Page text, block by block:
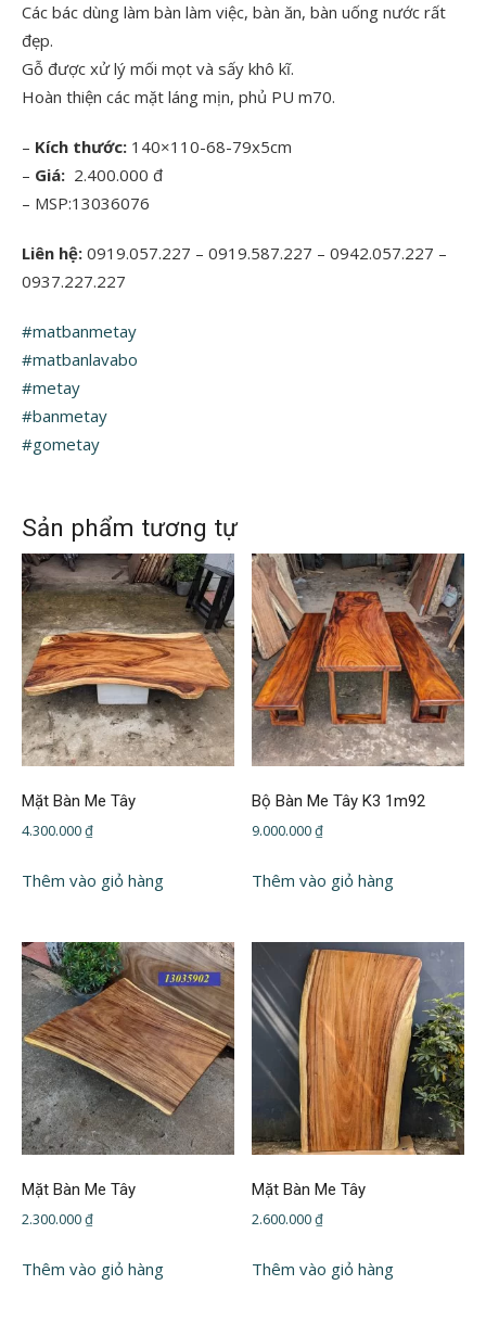
Các bác dùng làm bàn làm việc, bàn ăn, bàn uống nước rất
đẹp.
Gỗ được xử lý mối mọt và sấy khô kĩ.
Hoàn thiện các mặt láng mịn, phủ PU m70.
– Kích thước: 140×110-68-79x5cm
– Giá: 2.400.000 đ
– MSP:13036076
Liên hệ: 0919.057.227 – 0919.587.227 – 0942.057.227 –
0937.227.227
#matbanmetay
#matbanlavabo
#metay
#banmetay
#gometay
Sản phẩm tương tự
Mặt Bàn Me Tây
4.300.000₫
Thêm vào giỏ hàng
Bộ Bàn Me Tây K3 1m92
9.000.000₫
Thêm vào giỏ hàng
Mặt Bàn Me Tây
2.300.000₫
Thêm vào giỏ hàng
Mặt Bàn Me Tây
2.600.000₫
Thêm vào giỏ hàng